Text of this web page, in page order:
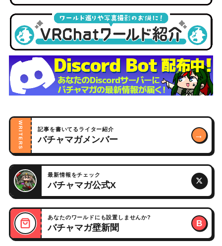
WRITERS 記事を書いてるライター紹介
バチャマガメンバー →
最新情報をチェック
バチャマガ公式X
あなたのワールドにも設置しませんか?
バチャマガ壁新聞 B